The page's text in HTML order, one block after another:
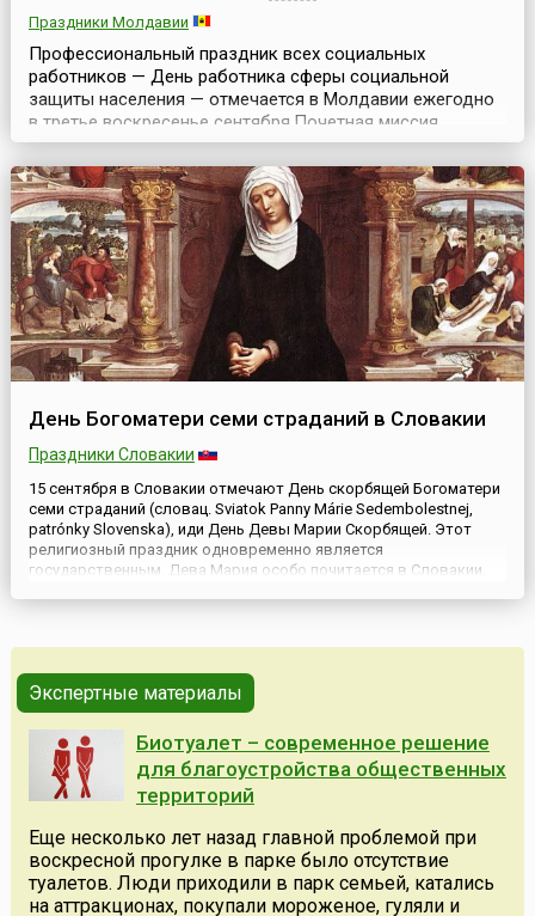
Праздники Молдавии
Профессиональный праздник всех социальных
работников — День работника сферы социальной
защиты населения — отмечается в Молдавии ежегодно
в третье воскресенье сентября.Почетная миссия
творить добрые дела и выполнять заповеди о любви и
сострадании к ближнему, а также борьба с духовным и
материальным обнищанием и несправедливостью в
обществе — все это возлагается на социального
работника.В Ре...
День Богоматери семи страданий в Словакии
Праздники Словакии
15 сентября в Словакии отмечают День скорбящей Богоматери
семи страданий (словац. Sviatok Panny Márie Sedembolestnej,
patrónky Slovenska), иди День Девы Марии Скорбящей. Этот
религиозный праздник одновременно является
государственным. Дева Мария особо почитается в Словакии,
Экспертные материалы
Биотуалет – современное решение
для благоустройства общественных
территорий
Еще несколько лет назад главной проблемой при
воскресной прогулке в парке было отсутствие
туалетов. Люди приходили в парк семьей, катались
на аттракционах, покупали мороженое, гуляли и